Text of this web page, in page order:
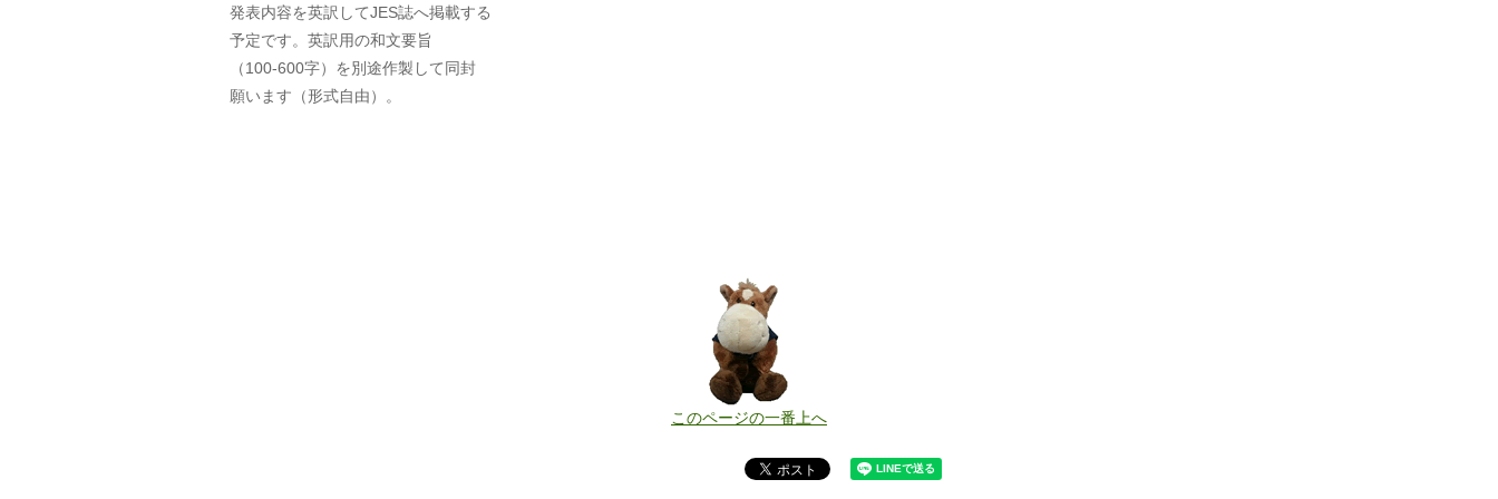
発表内容を英訳してJES誌へ掲載する
予定です。英訳用の和文要旨
（100-600字）を別途作製して同封
願います（形式自由）。
このページの一番上へ